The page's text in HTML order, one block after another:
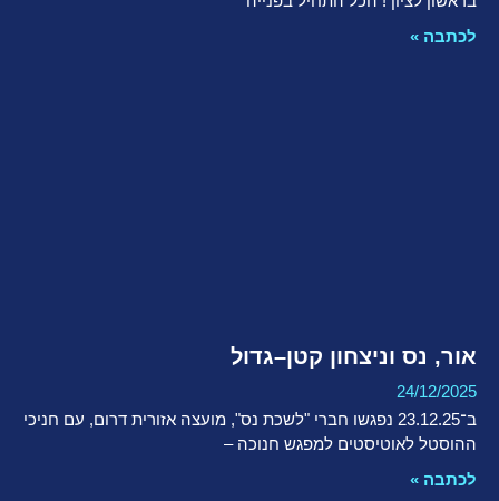
לכתבה »
אור, נס וניצחון קטן–גדול
24/12/2025
ב־23.12.25 נפגשו חברי "לשכת נס", מועצה אזורית דרום, עם חניכי
ההוסטל לאוטיסטים למפגש חנוכה –
לכתבה »